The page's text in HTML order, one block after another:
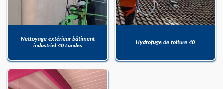
Nettoyage extérieur bâtiment
industriel 40 Landes
Hydrofuge de toiture 40